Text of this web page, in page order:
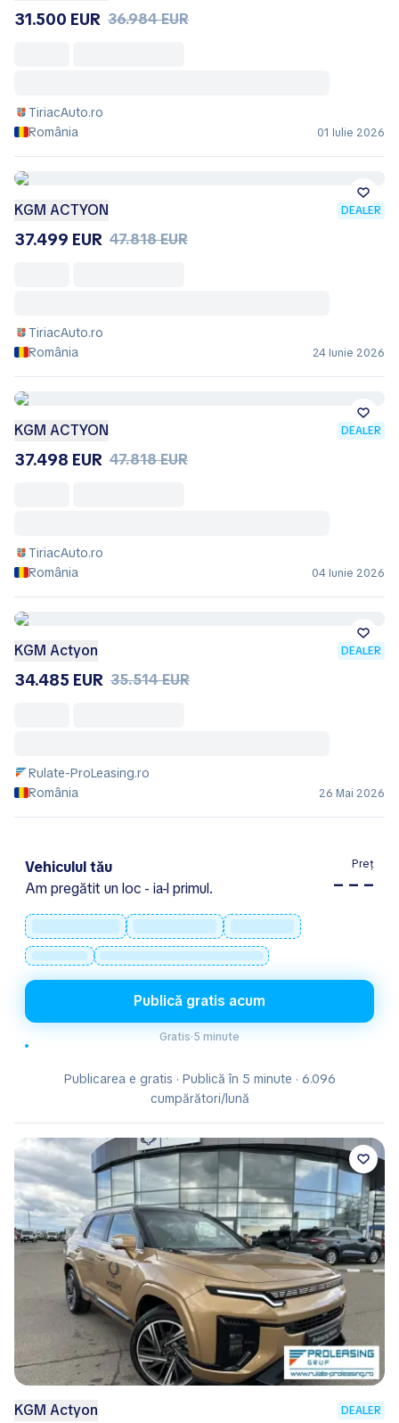
31.500 EUR 36.984 EUR
TiriacAuto.ro
România
01 Iulie 2026
KGM ACTYON DEALER
37.499 EUR 47.818 EUR
TiriacAuto.ro
România
24 Iunie 2026
KGM ACTYON DEALER
37.498 EUR 47.818 EUR
TiriacAuto.ro
România
04 Iunie 2026
KGM Actyon DEALER
34.485 EUR 35.514 EUR
Rulate-ProLeasing.ro
România
26 Mai 2026
Vehiculul tău
Am pregătit un loc - ia-l primul.
Preț
– – –
Publică gratis acum
Gratis·5 minute
Publicarea e gratis · Publică în 5 minute · 6.096
cumpărători/lună
KGM Actyon DEALER